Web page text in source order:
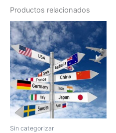
Productos relacionados
Sin categorizar